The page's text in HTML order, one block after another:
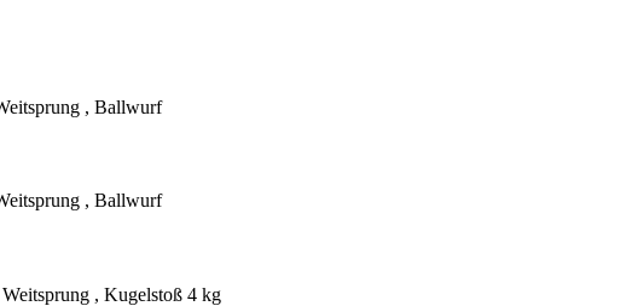
, Ballwurf
, Ballwurf
, Kugelstoß 4 kg